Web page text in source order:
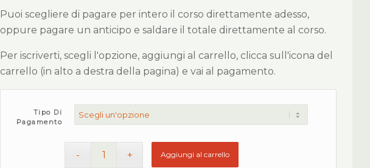
Puoi scegliere di pagare per intero il corso direttamente adesso,
oppure pagare un anticipo e saldare il totale direttamente al corso.
Per iscriverti, scegli l'opzione, aggiungi al carrello, clicca sull'icona del
carrello (in alto a destra della pagina) e vai al pagamento.
Tipo Di
Pagamento
Aggiungi al carrello